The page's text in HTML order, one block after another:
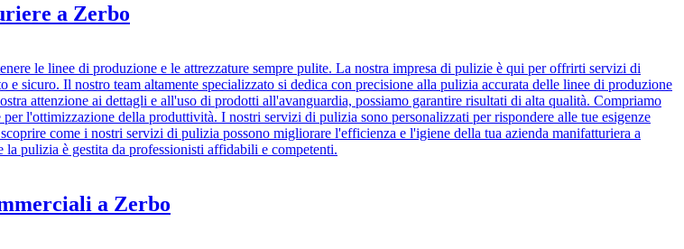
a Zerbo
le linee di produzione e le attrezzature sempre pulite. La nostra impresa di pulizie è qui per offrirti servizi di
sicuro. Il nostro team altamente specializzato si dedica con precisione alla pulizia accurata delle linee di produzione
attenzione ai dettagli e all'uso di prodotti all'avanguardia, possiamo garantire risultati di alta qualità. Compriamo
l'ottimizzazione della produttività. I nostri servizi di pulizia sono personalizzati per rispondere alle tue esigenze
come i nostri servizi di pulizia possono migliorare l'efficienza e l'igiene della tua azienda manifatturiera a
pulizia è gestita da professionisti affidabili e competenti.
a Zerbo